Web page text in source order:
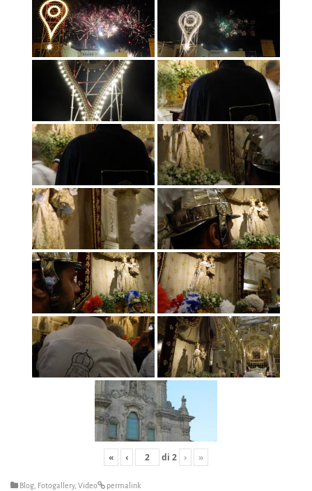
« ‹ di 2 › »
Blog Fotogallery, Video permalink